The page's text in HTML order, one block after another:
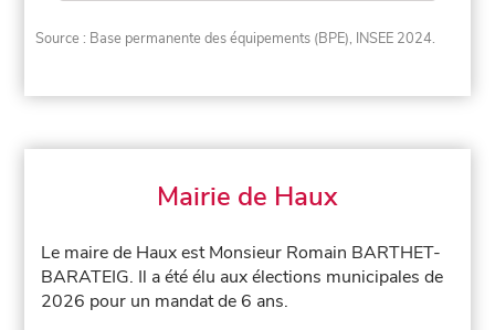
Source : Base permanente des équipements (BPE), INSEE 2024.
Mairie de Haux
Le maire de Haux est Monsieur Romain BARTHET-
BARATEIG. Il a été élu aux élections municipales de
2026 pour un mandat de 6 ans.